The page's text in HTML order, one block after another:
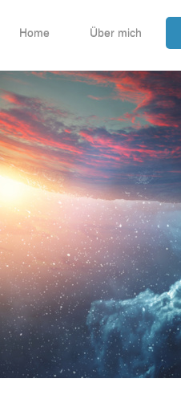
Home Über mich